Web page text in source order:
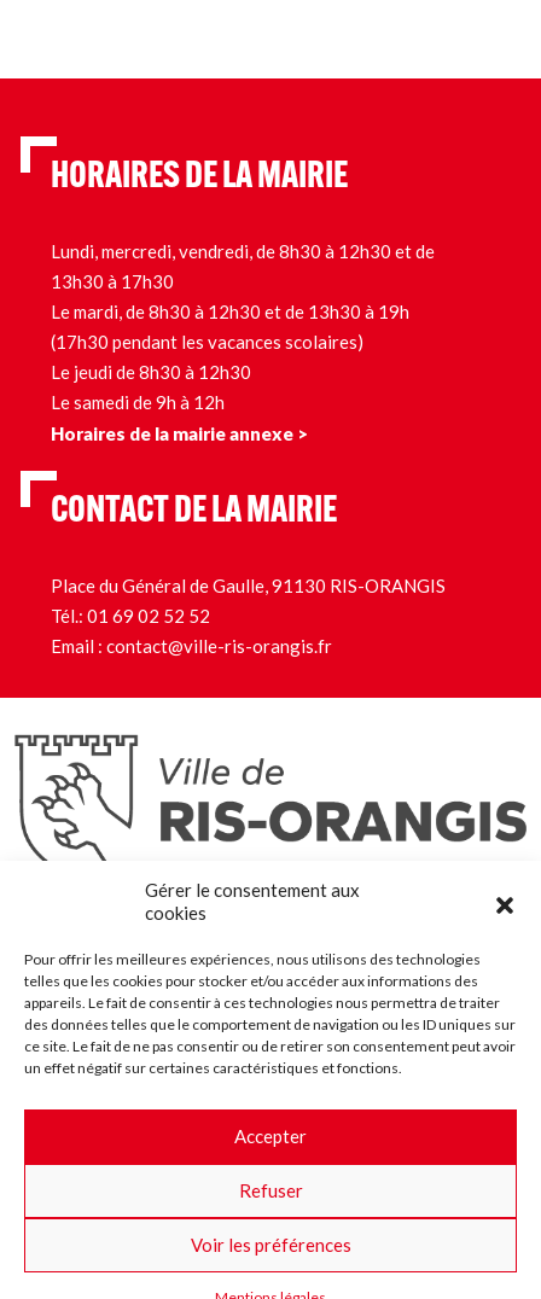
Gérer le consentement aux
cookies
Pour offrir les meilleures expériences, nous utilisons des technologies
telles que les cookies pour stocker et/ou accéder aux informations des
appareils. Le fait de consentir à ces technologies nous permettra de traiter
des données telles que le comportement de navigation ou les ID uniques sur
ce site. Le fait de ne pas consentir ou de retirer son consentement peut avoir
un effet négatif sur certaines caractéristiques et fonctions.
Accepter
Refuser
Voir les préférences
HORAIRES DE LA MAIRIE
Lundi, mercredi, vendredi, de 8h30 à 12h30 et de
13h30 à 17h30
Le mardi, de 8h30 à 12h30 et de 13h30 à 19h
(17h30 pendant les vacances scolaires)
Le jeudi de 8h30 à 12h30
Le samedi de 9h à 12h
Horaires de la mairie annexe >
CONTACT DE LA MAIRIE
Place du Général de Gaulle, 91130 RIS-ORANGIS
Tél.: 01 69 02 52 52
Email : contact@ville-ris-orangis.fr
Ris-Orangis
@2022 — Tous droits réservés
Plan du site
Contact
Accessibilité
Crédits
Les marchés publics
Suggestions & Améliorations
Facebook
InstaTwitterYoutube